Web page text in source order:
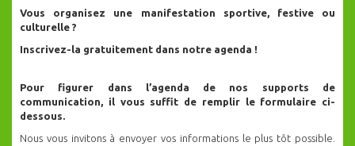
Vous organisez une manifestation sportive, festive ou
culturelle ?
Inscrivez-la gratuitement dans notre agenda !
Pour figurer dans l’agenda de nos supports de
communication, il vous suffit de remplir le formulaire ci-
dessous.
Nous vous invitons à envoyer vos informations le plus tôt possible.